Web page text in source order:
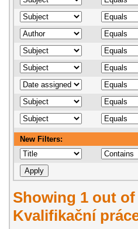
New Filters:
Showing 1 out
Kvalifikační